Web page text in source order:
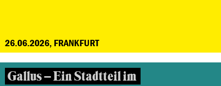
26.06.2026, FRANKFURT
Gallus – Ein Stadtteil im